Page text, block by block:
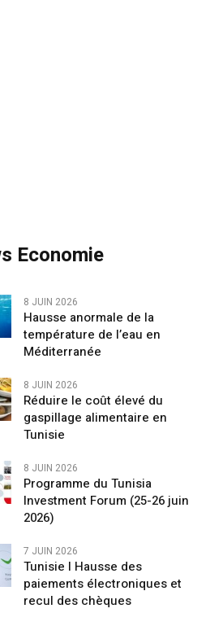
Economie
8 JUIN 2026
Hausse anormale de la
température de l’eau en
Méditerranée
8 JUIN 2026
Réduire le coût élevé du
gaspillage alimentaire en
Tunisie
8 JUIN 2026
Programme du Tunisia
Investment Forum (25-26 juin
2026)
7 JUIN 2026
Tunisie l Hausse des
paiements électroniques et
recul des chèques